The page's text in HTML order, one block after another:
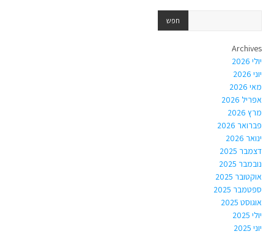
Archives
יולי 2026
יוני 2026
מאי 2026
אפריל 2026
מרץ 2026
פברואר 2026
ינואר 2026
דצמבר 2025
נובמבר 2025
אוקטובר 2025
ספטמבר 2025
אוגוסט 2025
יולי 2025
יוני 2025